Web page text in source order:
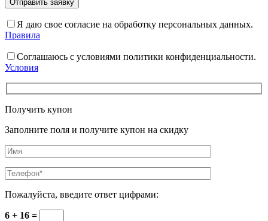
Я даю свое согласие на обработку персональных данных.
Правила
Соглашаюсь с условиями политики конфиденциальности.
Условия
Получить купон
Заполните поля и получите купон на скидку
Пожалуйста, введите ответ цифрами:
6 + 16 =